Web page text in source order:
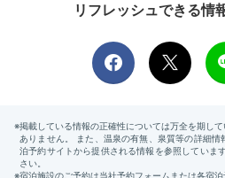
リフレッシュできる情